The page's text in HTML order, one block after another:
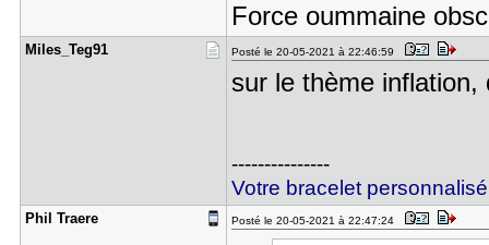
Force oummaine
Miles_Teg9​1 Posté le 20-05-2021 à 22:46:59
sur le thème
---------------
Votre bracelet personnalisé
Phil Traer​e Posté le 20-05-2021 à 22:47:24